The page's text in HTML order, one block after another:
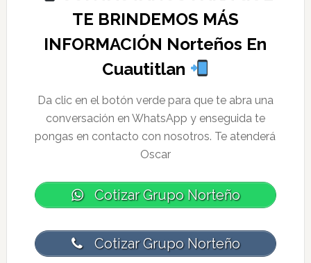
TE BRINDEMOS MÁS
INFORMACIÓN Norteños En
Cuautitlan
Da clic en el botón verde para que te abra una
conversación en WhatsApp y enseguida te
pongas en contacto con nosotros. Te atenderá
Oscar
Cotizar Grupo Norteño
Cotizar Grupo Norteño